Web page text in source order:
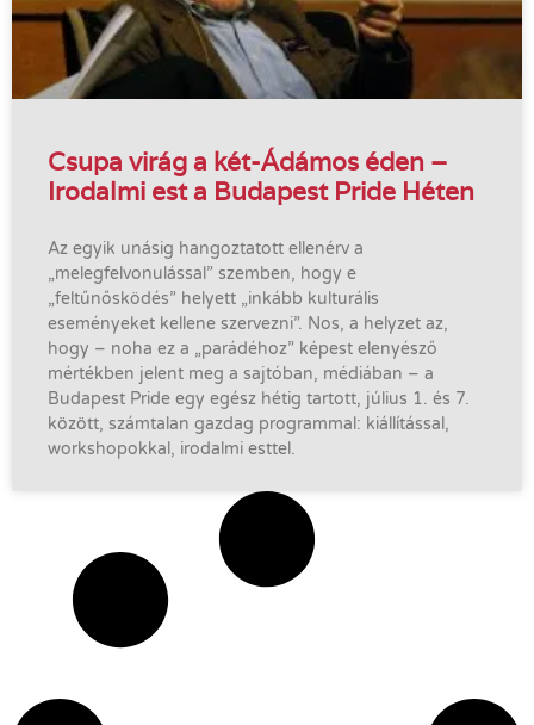
Csupa virág a két-Ádámos éden –
Irodalmi est a Budapest Pride Héten
Az egyik unásig hangoztatott ellenérv a
„melegfelvonulással” szemben, hogy e
„feltűnősködés” helyett „inkább kulturális
eseményeket kellene szervezni”. Nos, a helyzet az,
hogy – noha ez a „parádéhoz” képest elenyésző
mértékben jelent meg a sajtóban, médiában – a
Budapest Pride egy egész hétig tartott, július 1. és 7.
között, számtalan gazdag programmal: kiállítással,
workshopokkal, irodalmi esttel.